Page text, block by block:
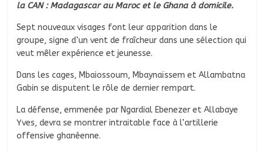
la CAN : Madagascar au Maroc et le Ghana à domicile.
Sept nouveaux visages font leur apparition dans le
groupe, signe d’un vent de fraîcheur dans une sélection qui
veut mêler expérience et jeunesse.
Dans les cages, Mbaiossoum, Mbaynaïssem et Allambatna
Gabin se disputent le rôle de dernier rempart.
La défense, emmenée par Ngardial Ebenezer et Allabaye
Yves, devra se montrer intraitable face à l’artillerie
offensive ghanéenne.